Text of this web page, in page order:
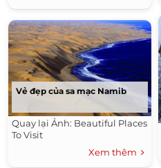
Vẻ đẹp của sa mạc Namib
Quay lại Ảnh: Beautiful Places
To Visit
Xem thêm